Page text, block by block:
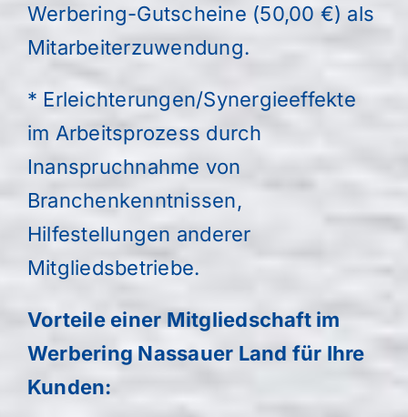
Werbering-Gutscheine (50,00 €) als
Mitarbeiterzuwendung.
* Erleichterungen/Synergieeffekte
im Arbeitsprozess durch
Inanspruchnahme von
Branchenkenntnissen,
Hilfestellungen anderer
Mitgliedsbetriebe.
Vorteile einer Mitgliedschaft im
Werbering Nassauer Land für Ihre
Kunden: